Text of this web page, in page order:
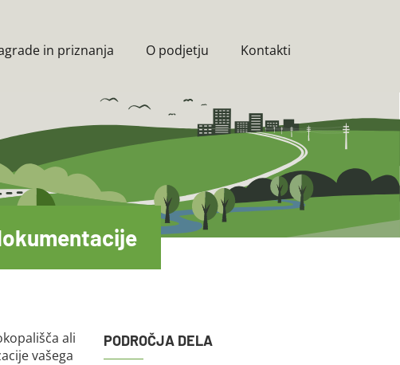
in priznanja O podjetju Kontakti
ali
vašega
PODROČJA DELA